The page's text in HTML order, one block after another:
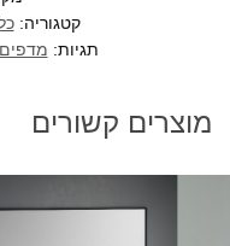
קטגוריה:
תגיות:
מוצרים קשורים